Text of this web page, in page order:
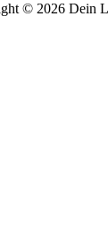
© 2026 Dein